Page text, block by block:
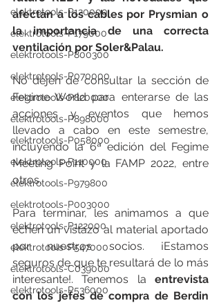
elektrotools-P120000
elektrotools-P179000
elektrotools-P800300
elektrotools-P070000
elektrotools-P820000
elektrotools-P898000
elektrotools-P058000
elektrotools-P110000
elektrotools-P979800
elektrotools-P003000
elektrotools-P122000
elektrotools-P547000
elektrotools-C039000
elektrotools-P536000
afectan a los cables por Prysmian o
la importancia de una correcta
ventilación por Soler&Palau.
No dejen de consultar la sección de
Fegime World para enterarse de las
acciones y eventos que hemos
llevado a cabo en este semestre,
incluyendo la 6ª edición del Fegime
Meeting Point y la FAMP 2022, entre
otros.
Para terminar, les animamos a que
echen un vistazo al material aportado
por nuestros socios. ¡Estamos
seguros de que te resultará de lo más
interesante!. Tenemos la entrevista
con los jefes de compra de Berdin